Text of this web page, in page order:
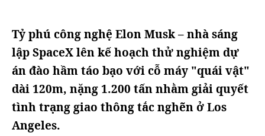
Tỷ phú công nghệ Elon Musk – nhà sáng
lập SpaceX lên kế hoạch thử nghiệm dự
án đào hầm táo bạo với cỗ máy "quái vật"
dài 120m, nặng 1.200 tấn nhằm giải quyết
tình trạng giao thông tắc nghẽn ở Los
Angeles.